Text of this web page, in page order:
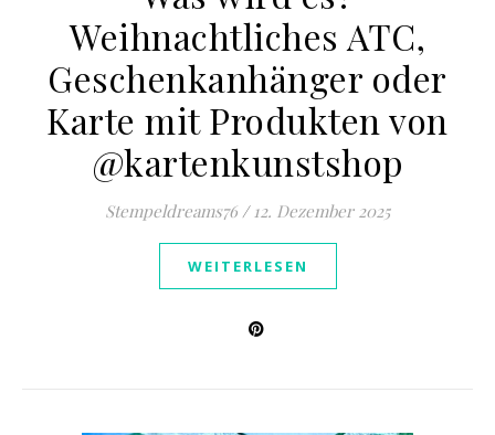
Weihnachtliches ATC,
Geschenkanhänger oder
Karte mit Produkten von
@kartenkunstshop
Stempeldreams76 / 12. Dezember 2025
WEITERLESEN